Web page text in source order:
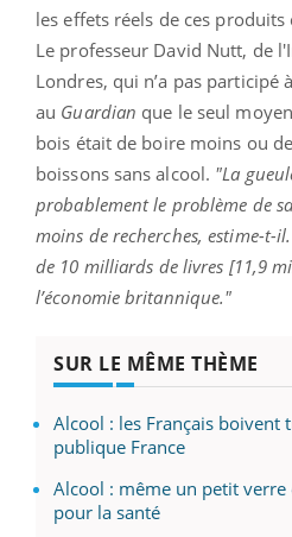
les effets réels de ces
Le professeur David Nutt, de
Londres, qui n’a pas participé
au Guardian que le seul
bois était de boire moins ou
boissons sans alcool. "La
probablement le problème de
moins de recherches, estime-t-
de 10 milliards de livres [11,9
l’économie britannique."
SUR LE MÊME THÈME
Alcool : les Français boivent
publique France
Alcool : même un petit verre
pour la santé